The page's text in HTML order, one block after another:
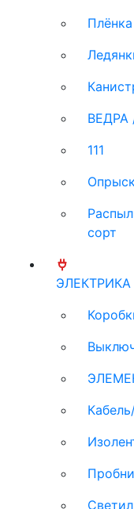
Плёнка
ВЕДРА
111
сорт
ЭЛЕКТРИКА